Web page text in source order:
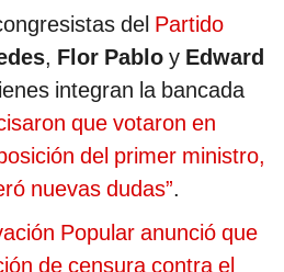
del Partido
, Flor Pablo y Edward
integran la bancada
que votaron en
del primer ministro,
nuevas dudas”.
Popular anunció que
de censura contra el